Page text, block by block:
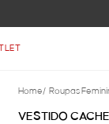
Home/ Roupas
VESTIDO